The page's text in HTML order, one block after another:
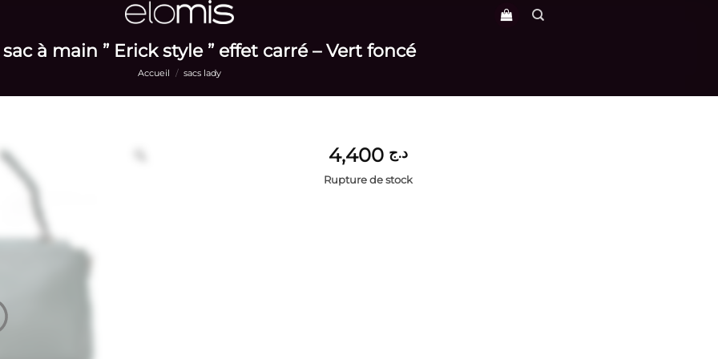
à main ” Erick style ” effet carré – Vert foncé
Accueil / sacs lady
د.ج 4,400
Rupture de stock